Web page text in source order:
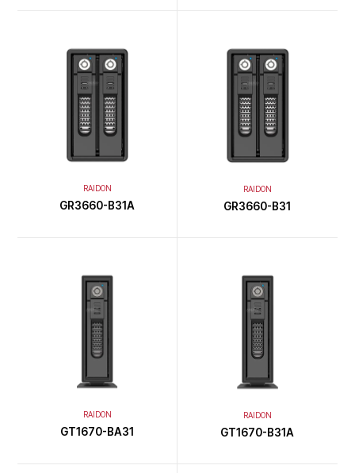
RAIDON
GR3660-B31A
RAIDON
GR3660-B31
RAIDON
GT1670-BA31
RAIDON
GT1670-B31A